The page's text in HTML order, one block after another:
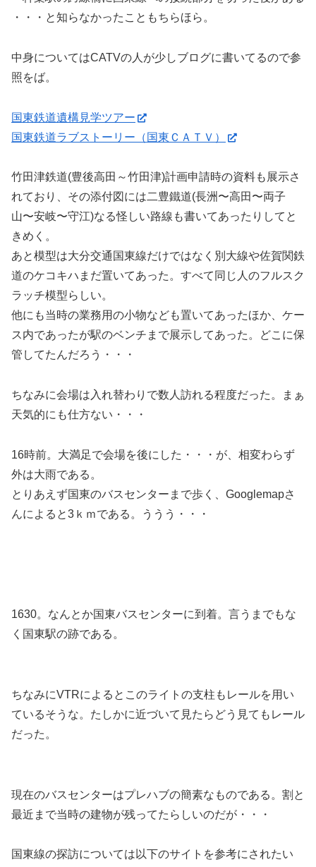
・・・と知らなかったこともちらほら。
中身についてはCATVの人が少しブログに書いてるので参
照をば。
国東鉄道遺構見学ツアー
国東鉄道ラブストーリー（国東ＣＡＴＶ）
竹田津鉄道(豊後高田～竹田津)計画申請時の資料も展示さ
れており、その添付図には二豊鐵道(長洲〜高田〜両子
山〜安岐〜守江)なる怪しい路線も書いてあったりしてと
きめく。
あと模型は大分交通国東線だけではなく別大線や佐賀関鉄
道のケコキハまだ置いてあった。すべて同じ人のフルスク
ラッチ模型らしい。
他にも当時の業務用の小物なども置いてあったほか、ケー
ス内であったが駅のベンチまで展示してあった。どこに保
管してたんだろう・・・
ちなみに会場は入れ替わりで数人訪れる程度だった。まぁ
天気的にも仕方ない・・・
16時前。大満足で会場を後にした・・・が、相変わらず
外は大雨である。
とりあえず国東のバスセンターまで歩く、Googlemapさ
んによると3ｋｍである。ううう・・・
1630。なんとか国東バスセンターに到着。言うまでもな
く国東駅の跡である。
ちなみにVTRによるとこのライトの支柱もレールを用い
ているそうな。たしかに近づいて見たらどう見てもレール
だった。
現在のバスセンターはプレハブの簡素なものである。割と
最近まで当時の建物が残ってたらしいのだが・・・
国東線の探訪については以下のサイトを参考にされたい